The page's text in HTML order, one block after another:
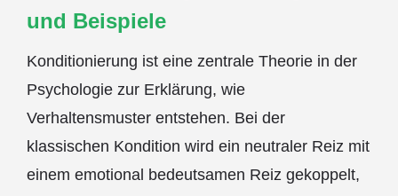
und Beispiele
Konditionierung ist eine zentrale Theorie in der
Psychologie zur Erklärung, wie
Verhaltensmuster entstehen. Bei der
klassischen Kondition wird ein neutraler Reiz mit
einem emotional bedeutsamen Reiz gekoppelt,